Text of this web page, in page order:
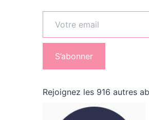
Votre email
S’abonner
Rejoignez les 916 autres